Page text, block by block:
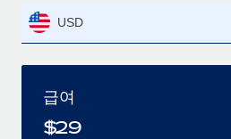
USD
급여
$29